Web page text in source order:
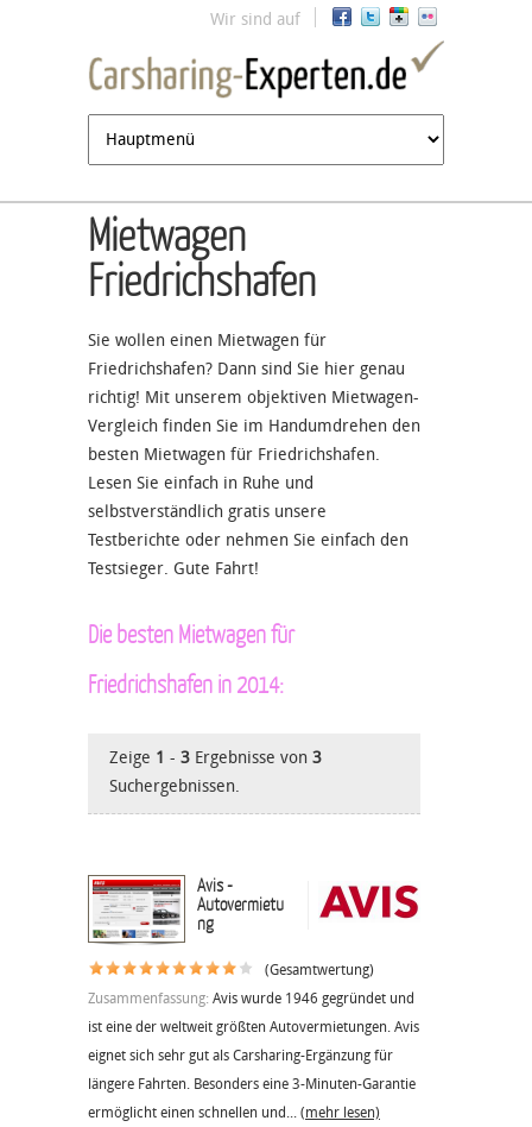
Jump to navigation
Wir sind auf
Mietwagen
Friedrichshafen
Sie wollen einen Mietwagen für
Friedrichshafen? Dann sind Sie hier genau
richtig! Mit unserem objektiven Mietwagen-
Vergleich finden Sie im Handumdrehen den
besten Mietwagen für Friedrichshafen.
Lesen Sie einfach in Ruhe und
selbstverständlich gratis unsere
Testberichte oder nehmen Sie einfach den
Testsieger. Gute Fahrt!
Die besten Mietwagen für
Friedrichshafen in 2014:
Zeige 1 - 3 Ergebnisse von 3
Suchergebnissen.
Avis -
Autovermietu
ng
(Gesamtwertung)
Zusammenfassung: Avis wurde 1946 gegründet und
ist eine der weltweit größten Autovermietungen. Avis
eignet sich sehr gut als Carsharing-Ergänzung für
längere Fahrten. Besonders eine 3-Minuten-Garantie
ermöglicht einen schnellen und... (mehr lesen)